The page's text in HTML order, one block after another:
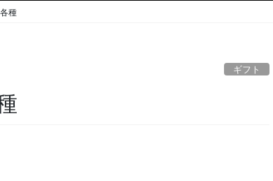
種
ギフト